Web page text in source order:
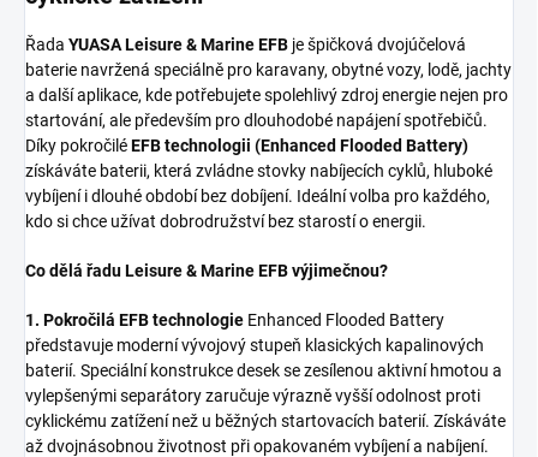
Řada YUASA Leisure & Marine EFB je špičková dvojúčelová
baterie navržená speciálně pro karavany, obytné vozy, lodě, jachty
a další aplikace, kde potřebujete spolehlivý zdroj energie nejen pro
startování, ale především pro dlouhodobé napájení spotřebičů.
Díky pokročiléEFB technologii (Enhanced Flooded Battery)
získáváte baterii, která zvládne stovky nabíjecích cyklů, hluboké
vybíjení i dlouhé období bez dobíjení. Ideální volba pro každého,
kdo si chce užívat dobrodružství bez starostí o energii.
Co dělá řadu Leisure & Marine EFB výjimečnou?
1. Pokročilá EFB technologie Enhanced Flooded Battery
představuje moderní vývojový stupeň klasických kapalinových
baterií. Speciální konstrukce desek se zesílenou aktivní hmotou a
vylepšenými separátory zaručuje výrazně vyšší odolnost proti
cyklickému zatížení než u běžných startovacích baterií. Získáváte
až dvojnásobnou životnost při opakovaném vybíjení a nabíjení.